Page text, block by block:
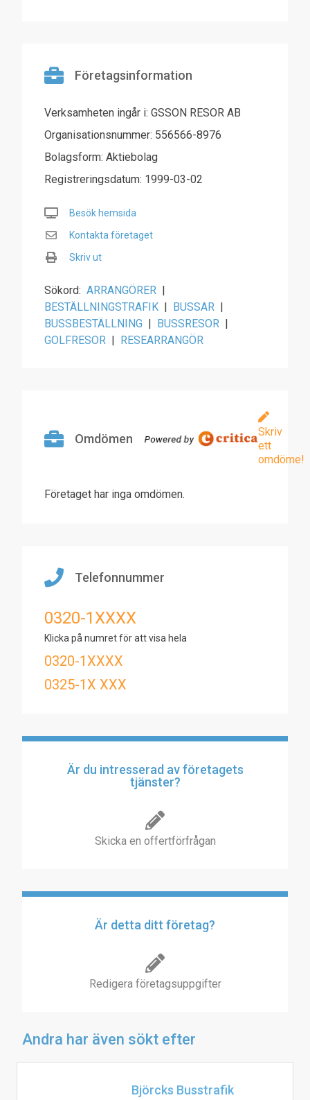
Företagsinformation
Verksamheten ingår i: GSSON RESOR AB
Organisationsnummer: 556566-8976
Bolagsform: Aktiebolag
Registreringsdatum: 1999-03-02
Besök hemsida
Kontakta företaget
Skriv ut
Sökord: ARRANGÖRER |
BESTÄLLNINGSTRAFIK | BUSSAR |
BUSSBESTÄLLNING | BUSSRESOR |
GOLFRESOR | RESEARRANGÖR
Omdömen
Skriv
ett
omdöme!
Företaget har inga omdömen.
Telefonnummer
0320-1XXXX
Klicka på numret för att visa hela
0320-1XXXX
0325-1X XXX
Är du intresserad av företagets
tjänster?
Skicka en offertförfrågan
Är detta ditt företag?
Redigera företagsuppgifter
Andra har även sökt efter
Björcks Busstrafik